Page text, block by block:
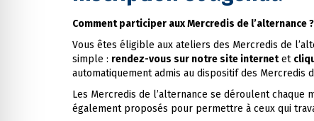
Comment participer aux Mercredis de l’alternance ?
Vous êtes éligible aux ateliers des Mercredis de
simple : rendez-vous sur notre site internetet
automatiquement admis au dispositif des Mercredis
Les Mercredis de l’alternance se déroulent chaque
également proposés pour permettre à ceux qui